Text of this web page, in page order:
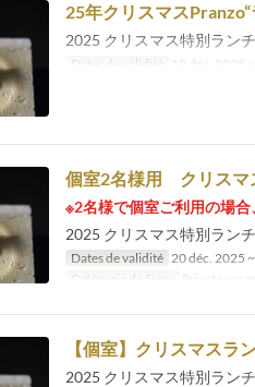
25年クリスマス
2025 クリスマス特別ランチ
Dates de validité 19 déc. 2025
個室2名様用 クリスマ
※2名様で個室ご利用の場合
2025 クリスマス特別ラン
Dates de validité 20 déc. 2025
Catégorie de Siège
Private room
【個室】クリスマスラ
2025 クリスマス特別ラン